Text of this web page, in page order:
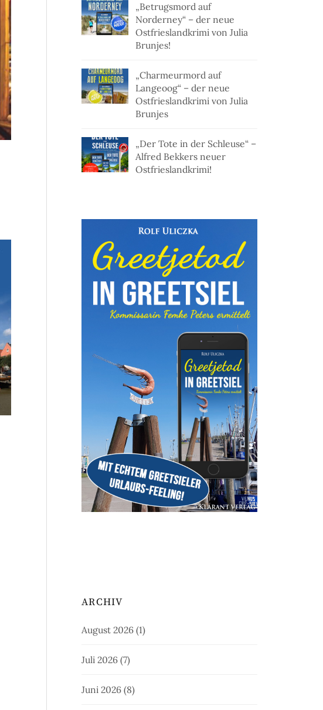
„Betrugsmord auf
Norderney“ – der neue
Ostfrieslandkrimi von Julia
Brunjes!
„Charmeurmord auf
Langeoog“ – der neue
Ostfrieslandkrimi von Julia
Brunjes
„Der Tote in der Schleuse“ –
Alfred Bekkers neuer
Ostfrieslandkrimi!
ARCHIV
August 2026 (1)
Juli 2026 (7)
Juni 2026 (8)